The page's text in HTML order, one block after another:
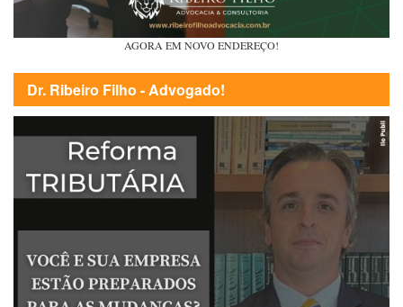
AGORA EM NOVO ENDEREÇO!
Dr. Ribeiro Filho - Advogado!